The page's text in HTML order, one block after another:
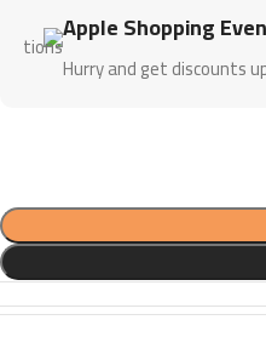
Apple Shopping
Hurry and get discounts